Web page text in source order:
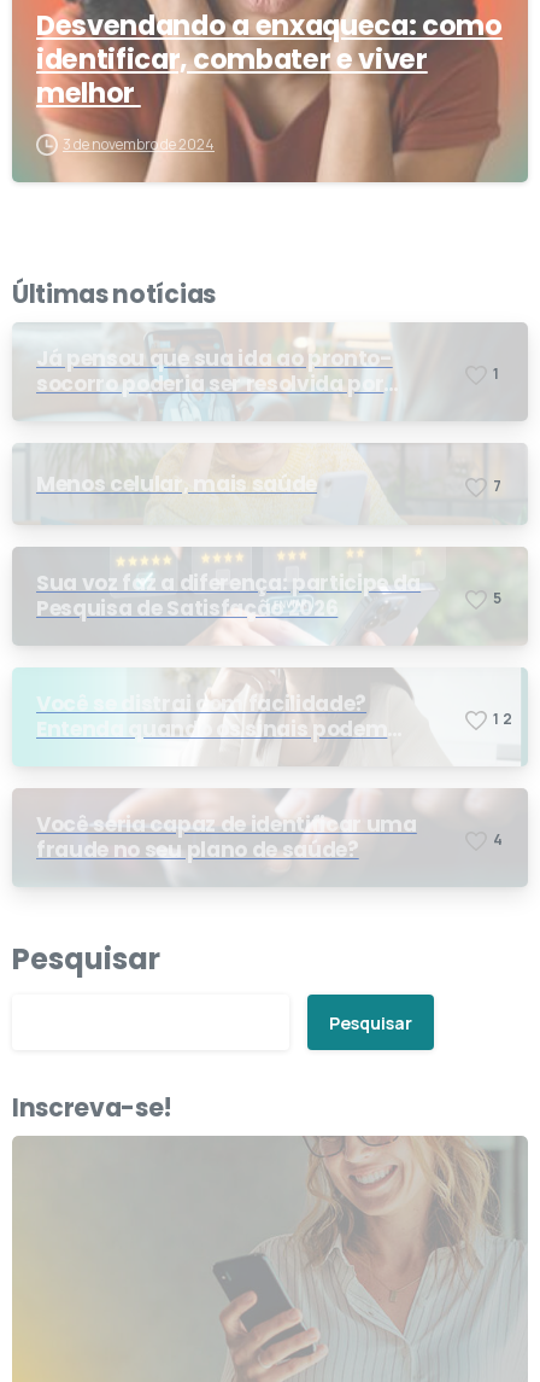
Desvendando a enxaqueca: como
identificar, combater e viver
melhor
3 de novembro de 2024
Últimas notícias
Já pensou que sua ida ao pronto-
socorro poderia ser resolvida por
telemedicina?
1
Menos celular, mais saúde 7
Sua voz faz a diferença: participe da
Pesquisa de Satisfação 2026
5
Você se distrai com facilidade?
Entenda quando os sinais podem
1 2
Você seria capaz de identificar uma
fraude no seu plano de saúde?
4
Pesquisar
Pesquisar
Inscreva-se!